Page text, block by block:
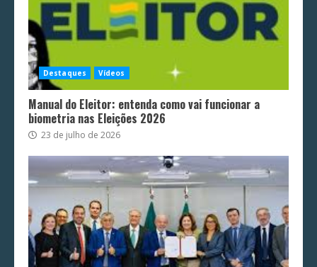
Destaques Vídeos
Manual do Eleitor: entenda como vai funcionar a
biometria nas Eleições 2026
23 de julho de 2026